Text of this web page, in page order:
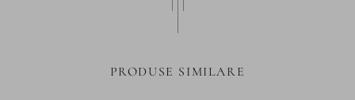
PRODUSE SIMILARE